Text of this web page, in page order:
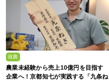
就農
農業未経験から売上10億円を目指す
企業へ！京都知七が実践する「九条ね